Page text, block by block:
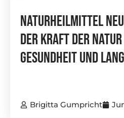
Naturheilmittel
Der Kraft Der Natur
Gesundheit Und
Brigitta Gumpricht